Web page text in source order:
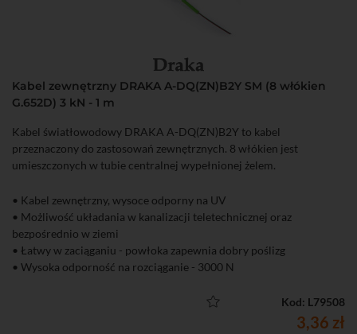
Kabel zewnętrzny DRAKA A-DQ(ZN)B2Y SM (8 włókien
G.652D) 3 kN - 1 m
Kabel światłowodowy DRAKA A-DQ(ZN)B2Y to kabel
przeznaczony do zastosowań zewnętrznych. 8 włókien jest
umieszczonych w tubie centralnej wypełnionej żelem.
• Kabel zewnętrzny, wysoce odporny na UV
• Możliwość układania w kanalizacji teletechnicznej oraz
bezpośrednio w ziemi
• Łatwy w zaciąganiu - powłoka zapewnia dobry poślizg
• Wysoka odporność na rozciąganie - 3000 N
• 8 włókien jednomodowych G.652D 9/125 μm
• Szklane włókna wzmacniające kabel i zapewniające podstawową
Kod: L79508
3,36 zł